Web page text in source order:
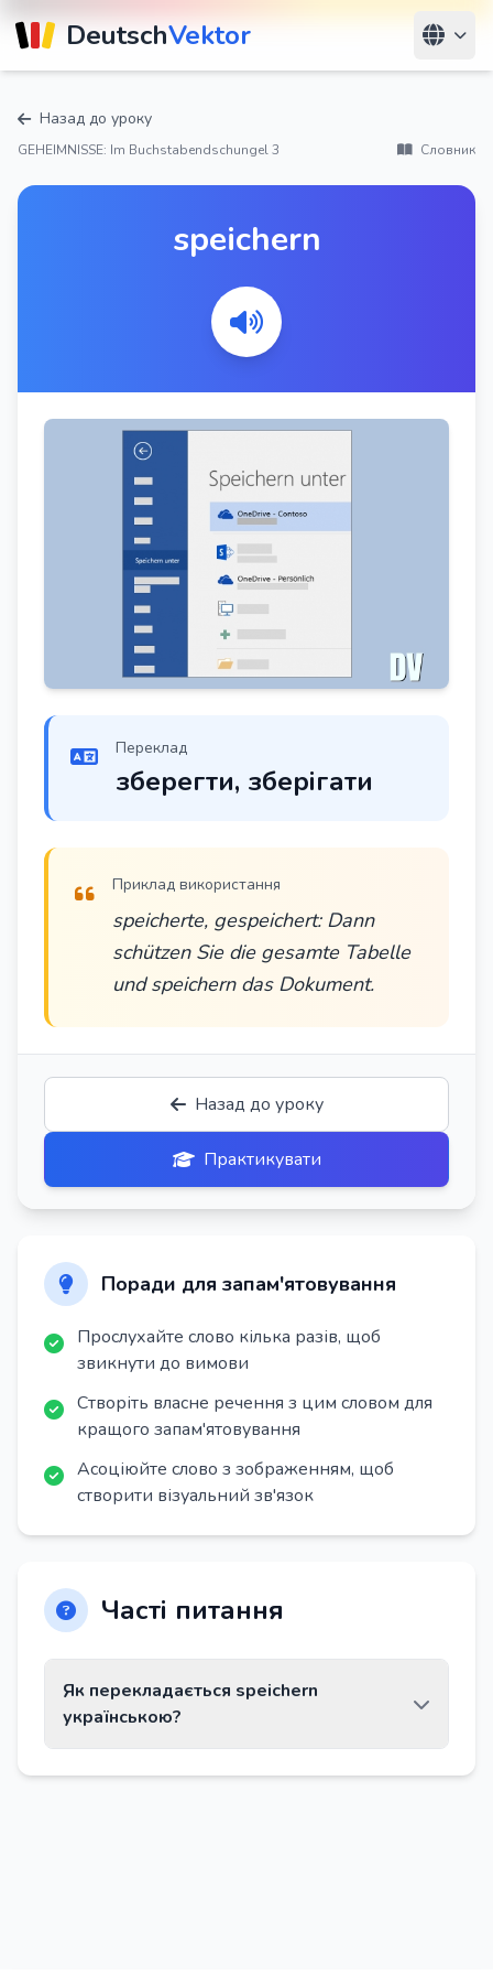
DeutschVektor
Назад до уроку
GEHEIMNISSE: Im Buchstabendschungel 3 Словник
speichern
Переклад
зберегти, зберігати
Приклад використання
speicherte, gespeichert: Dann
schützen Sie die gesamte Tabelle
und speichern das Dokument.
Назад до уроку
Практикувати
Поради для запам'ятовування
Прослухайте слово кілька разів, щоб
звикнути до вимови
Створіть власне речення з цим словом для
кращого запам'ятовування
Асоціюйте слово з зображенням, щоб
створити візуальний зв'язок
Часті питання
Як перекладається speichern
українською?
Слово speichern перекладається як